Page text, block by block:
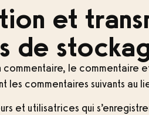
et
de
commentaire, le
les commentaires suivants au
et utilisatrices qui